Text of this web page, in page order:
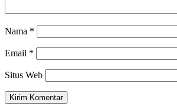
Nama *
Email *
Situs Web